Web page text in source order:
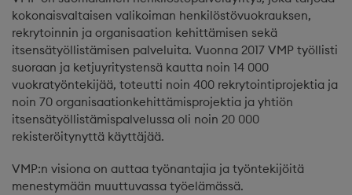
kokonaisvaltaisen valikoiman henkilöstövuokrauksen,
rekrytoinnin ja organisaation kehittämisen sekä
itsensätyöllistämisen palveluita. Vuonna 2017 VMP työllisti
suoraan ja ketjuyritystensä kautta noin 14 000
vuokratyöntekijää, toteutti noin 400 rekrytointiprojektia ja
noin 70 organisaationkehittämisprojektia ja yhtiön
itsensätyöllistämispalvelussa oli noin 20 000
rekisteröitynyttä käyttäjää.
VMP:n visiona on auttaa työnantajia ja työntekijöitä
menestymään muuttuvassa työelämässä.